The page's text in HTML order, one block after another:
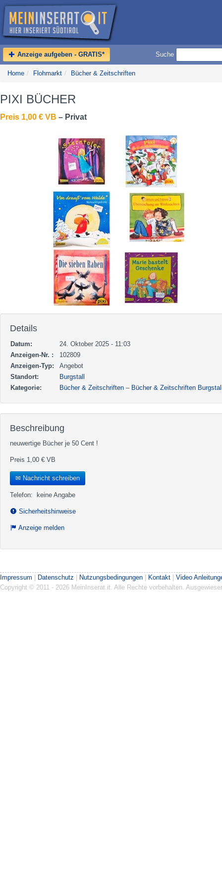
Anzeige aufgeben - GRATIS* Suche
Home / Flohmarkt / Bücher & Zeitschriften
PIXI BÜCHER
Preis 1,00 € VB – Privat
Details
Datum:
24. Oktober 2025 - 11:03
Anzeigen-Nr. :
102809
Anzeigen-Typ:
Angebot
Standort:
Burgstall
Kategorie:
Bücher & Zeitschriften – Bücher & Zeitschriften
Beschreibung
neuwertige Bücher je 50 Cent !
Preis 1,00 € VB
✉ Nachricht schreiben
Telefon: keine Angabe
Sicherheitshinweise
Anzeige melden
Impressum Datenschutz Nutzungsbedingungen Kontakt
Video
Copyright © 2011 - 2026 MeinInserat.it. Alle Rechte vorbehalten.